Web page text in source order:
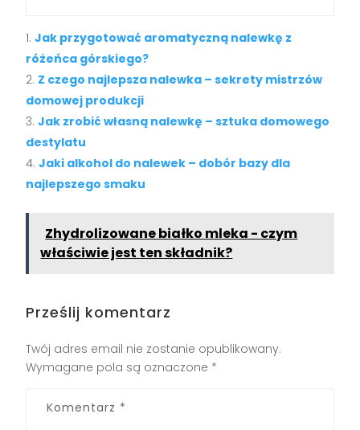
Jak przygotować aromatyczną nalewkę z
różeńca górskiego?
Z czego najlepsza nalewka – sekrety mistrzów
domowej produkcji
Jak zrobić własną nalewkę – sztuka domowego
destylatu
Jaki alkohol do nalewek – dobór bazy dla
najlepszego smaku
Zhydrolizowane białko mleka - czym
właściwie jest ten składnik?
Prześlij komentarz
Twój adres email nie zostanie opublikowany.
Wymagane pola są oznaczone *